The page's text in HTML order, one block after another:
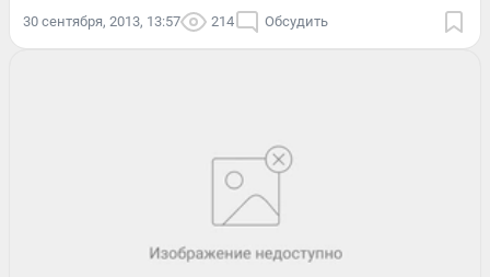
30 сентября, 2013, 13:57 214 Обсудить